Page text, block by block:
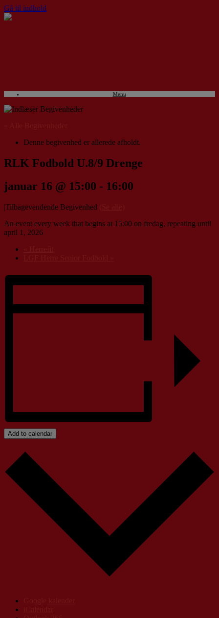
Gå til indhold
Menu
Denne begivenhed er allerede afholdt.
RLK Fodbold U.8/9 Drenge
januar 16 @ 15:00 - 16:00
|Tilbagevendende Begivenhed
An event every week that begins at 15:00 on fredag, repeating until
april 1, 2026
Add to calendar